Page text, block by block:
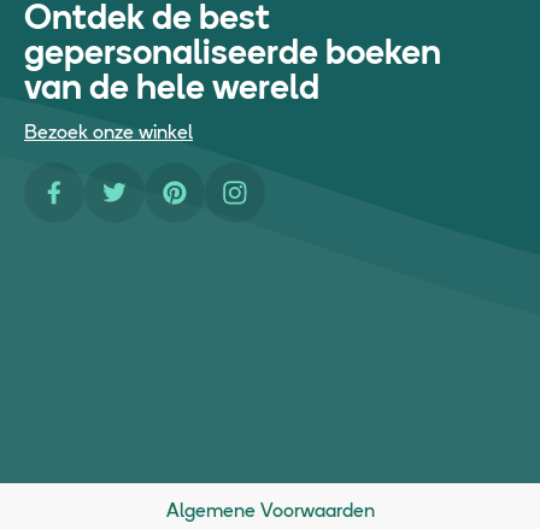
Ontdek de best
gepersonaliseerde boeken
van de hele wereld
Bezoek onze winkel
Algemene Voorwaarden